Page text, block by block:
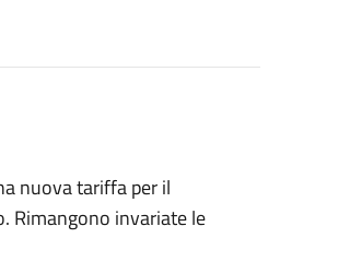
nuova tariffa per il
Rimangono invariate le